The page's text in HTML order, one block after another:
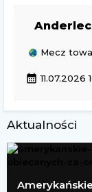
Mecz
calendar_month 11.07.2026
Aktualności